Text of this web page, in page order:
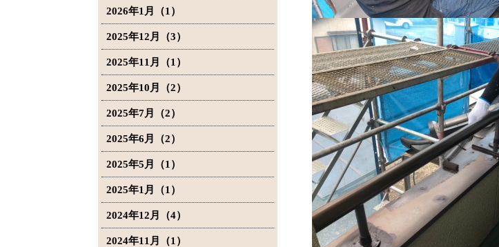
2026年1月（1）
2025年12月（3）
2025年11月（1）
2025年10月（2）
2025年7月（2）
2025年6月（2）
2025年5月（1）
2025年1月（1）
2024年12月（4）
2024年11月（1）